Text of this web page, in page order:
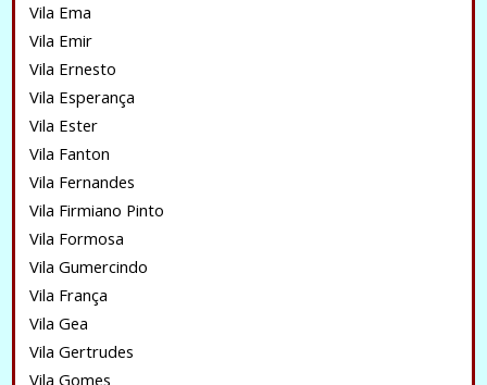
Vila Ema
Vila Emir
Vila Ernesto
Vila Esperança
Vila Ester
Vila Fanton
Vila Fernandes
Vila Firmiano Pinto
Vila Formosa
Vila Gumercindo
Vila França
Vila Gea
Vila Gertrudes
Vila Gomes